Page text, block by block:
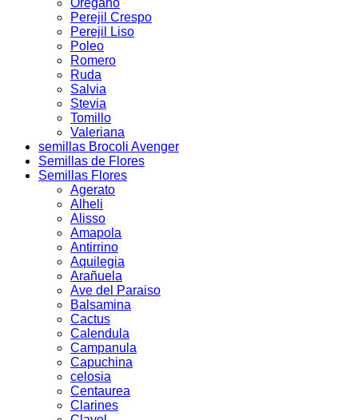
Oregano
Perejil Crespo
Perejil Liso
Poleo
Romero
Ruda
Salvia
Stevia
Tomillo
Valeriana
semillas Brocoli Avenger
Semillas de Flores
Semillas Flores
Agerato
Alheli
Alisso
Amapola
Antirrino
Aquilegia
Arañuela
Ave del Paraiso
Balsamina
Cactus
Calendula
Campanula
Capuchina
celosia
Centaurea
Clarines